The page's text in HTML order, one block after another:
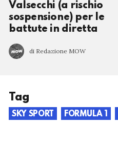
Valsecchi (a rischio
sospensione) per le
battute in diretta
di Redazione MOW
Tag
SKY SPORT FORMULA 1